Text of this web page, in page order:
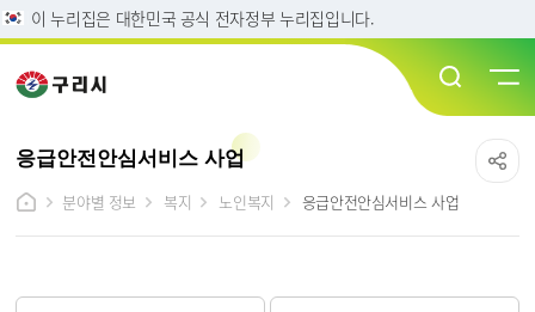
이 누리집은 대한민국 공식 전자정부 누리집입니다.
응급안전안심서비스 사업
분야별 정보
복지 노인복지 응급안전안심서비스 사업